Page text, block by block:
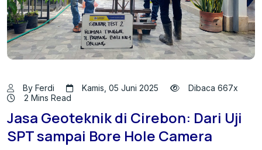
By Ferdi Kamis, 05 Juni 2025
Dibaca 667x
2 Mins Read
Jasa Geoteknik di Cirebon: Dari Uji
SPT sampai Bore Hole Camera